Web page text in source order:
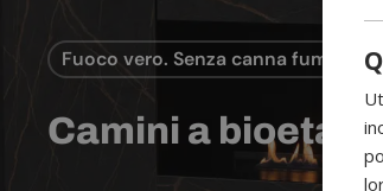
Fuoco vero. Senza canna fumaria.
Camini a